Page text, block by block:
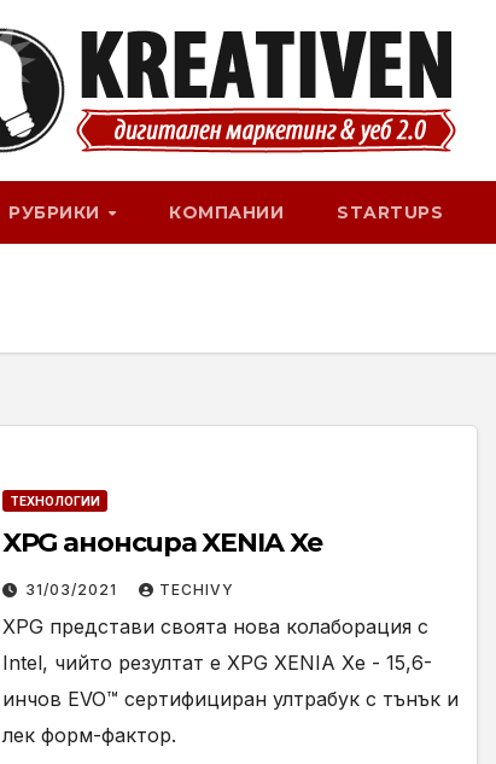
РУБРИКИ КОМПАНИИ STARTUPS
ТЕХНОЛОГИИ
XPG анонсира XENIA Xe
31/03/2021 TECHIVY
XPG представи своята нова колаборация с
Intel, чийто резултат е XPG XENIA Xe - 15,6-
инчов EVO™ сертифициран ултрабук с тънък и
лек форм-фактор.